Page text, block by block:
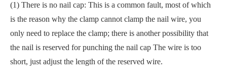
(1) There is no nail cap: This is a common fault, most of which
is the reason why the clamp cannot clamp the nail wire, you
only need to replace the clamp; there is another possibility that
the nail is reserved for punching the nail cap The wire is too
short, just adjust the length of the reserved wire.